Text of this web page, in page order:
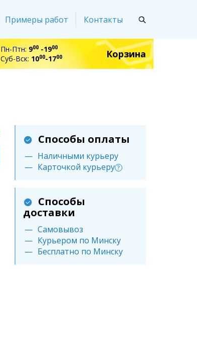
Примеры работ Контакты
Пн-Птн: 900 -1900
Суб-Вск: 1000-1700 Корзина
Способы оплаты
Наличными курьеру
Карточкой курьеру ?
Способы
доставки
Самовывоз
Курьером по Минску
Бесплатно по Минску